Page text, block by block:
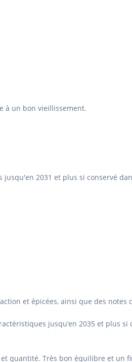
à un bon vieillissement.
2031 et plus si conservé
et épicées, ainsi que des notes
jusqu’en 2035 et plus si
quantité. Très bon équilibre et un